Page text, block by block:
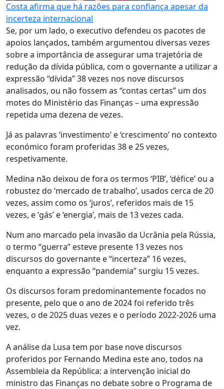
Costa afirma que há razões para confiança apesar da
incerteza internacional
Se, por um lado, o executivo defendeu os pacotes de
apoios lançados, também argumentou diversas vezes
sobre a importância de assegurar uma trajetória de
redução da dívida pública, com o governante a utilizar a
expressão “dívida” 38 vezes nos nove discursos
analisados, ou não fossem as “contas certas” um dos
motes do Ministério das Finanças – uma expressão
repetida uma dezena de vezes.
Já as palavras ‘investimento’ e ‘crescimento’ no contexto
económico foram proferidas 38 e 25 vezes,
respetivamente.
Medina não deixou de fora os termos ‘PIB’, ‘défice’ ou a
robustez do ‘mercado de trabalho’, usados cerca de 20
vezes, assim como os ‘juros’, referidos mais de 15
vezes, e ‘gás’ e ‘energia’, mais de 13 vezes cada.
Num ano marcado pela invasão da Ucrânia pela Rússia,
o termo “guerra” esteve presente 13 vezes nos
discursos do governante e “incerteza” 16 vezes,
enquanto a expressão “pandemia” surgiu 15 vezes.
Os discursos foram predominantemente focados no
presente, pelo que o ano de 2024 foi referido três
vezes, o de 2025 duas vezes e o período 2022-2026 uma
vez.
A análise da Lusa tem por base nove discursos
proferidos por Fernando Medina este ano, todos na
Assembleia da República: a intervenção inicial do
ministro das Finanças no debate sobre o Programa de